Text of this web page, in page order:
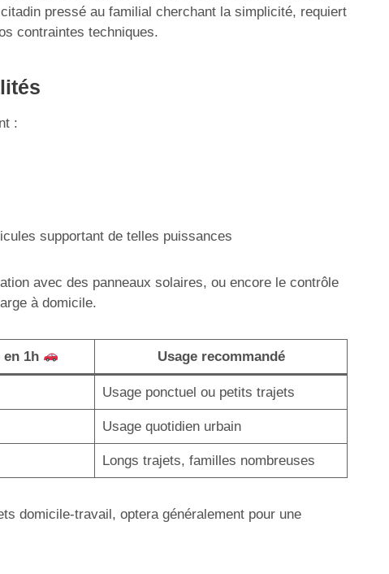
pressé au familial cherchant la simplicité, requiert
contraintes techniques.
:
supportant de telles puissances
avec des panneaux solaires, ou encore le contrôle
à domicile.
en 1h Usage recommandé
Usage ponctuel ou petits trajets
Usage quotidien urbain
Longs trajets, familles nombreuses
domicile-travail, optera généralement pour une